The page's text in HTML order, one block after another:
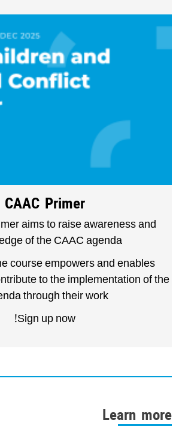
CAAC Primer
aims to raise awareness and
of the CAAC agenda.
course empowers and enables
to the implementation of the
through their work.
Sign up now!
Learn more